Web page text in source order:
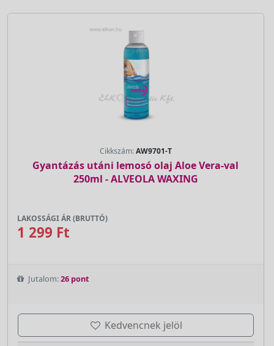
Cikkszám:AW9701-T
Gyantázás utáni lemosó olaj Aloe Vera-val
250ml - ALVEOLA WAXING
LAKOSSÁGI ÁR (BRUTTÓ)
1 299 Ft
Jutalom:26 pont
Kedvencnek jelöl